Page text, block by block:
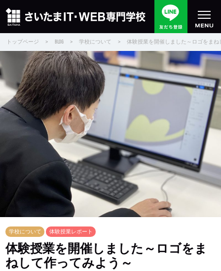
トップページ > BLOG > 学校について > 体験授業を開催しました～ロゴをま
学校について 体験授業レポート
体験授業を開催しました～ロゴをま
ねして作ってみよう～